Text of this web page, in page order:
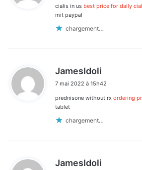
cialis in us best price for daily
mit paypal
chargement…
JamesIdoli
t
7 mai 2022 à 15h42
prednisone without rx ordering
tablet
chargement…
JamesIdoli